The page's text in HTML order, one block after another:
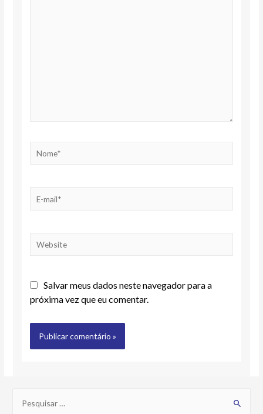
Salvar meus dados neste navegador para a
próxima vez que eu comentar.